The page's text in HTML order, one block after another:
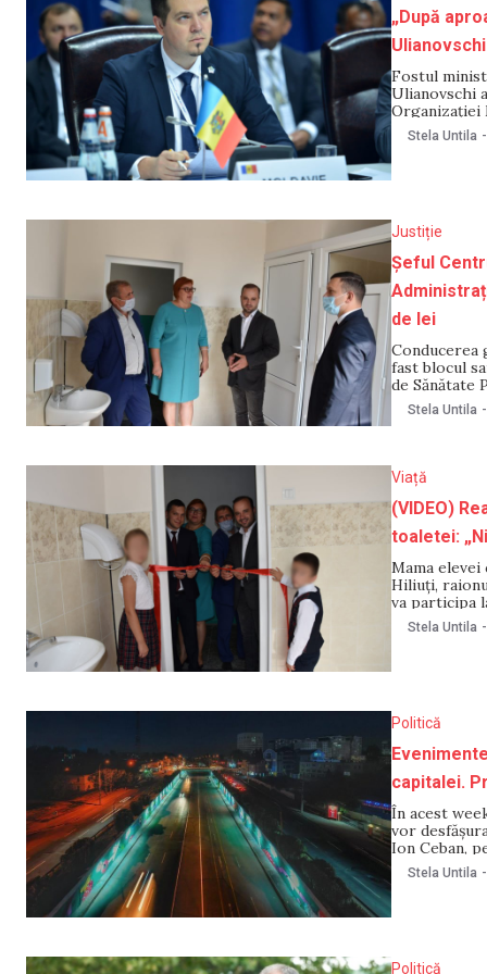
„După
Fostul
Ulianovschi
Organizației
septembrie
stat de nivel
Stela Untila -
Justiție
Șeful
de lei
Conducerea
fast blocul
de Sănătate
că instituția
Stela Untila -
Viață
(VIDEO)
toaletei:
Mama
Hiliuți,
va participa
a arătat
respectiv.
Stela Untila -
Politică
capitalei.
În acest
vor
Ion Ceban,
10:00,
promite
Stela Untila -
Politică